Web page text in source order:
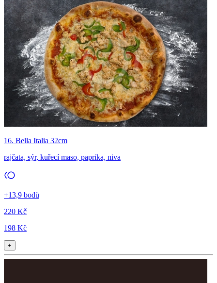
16. Bella Italia 32cm
rajčata, sýr, kuřecí maso, paprika, niva
+13,9 bodů
220 Kč
198 Kč
+